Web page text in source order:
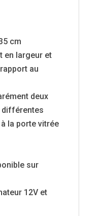
cm
en largeur et
au
deux
différentes
la porte vitrée
sur
12V et